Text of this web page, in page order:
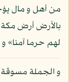
من أهل و مال
بالأرض أرض مكة
لهم حرما
و الجملة مسوقة